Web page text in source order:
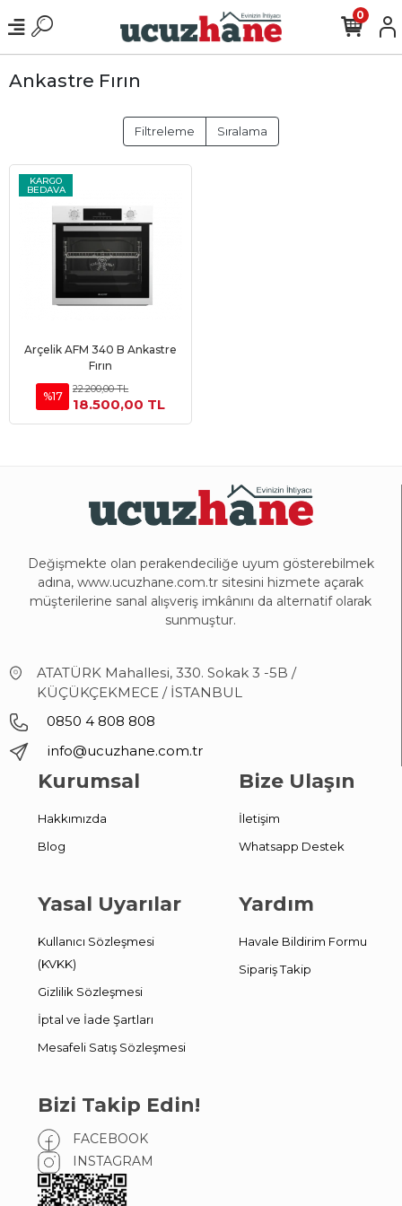
0
Ankastre Fırın
Filtreleme Sıralama
KARGO
BEDAVA
Sepete Ekle
Arçelik AFM 340 B Ankastre
Fırın
%17
22.200,00 TL
18.500,00 TL
Değişmekte olan perakendeciliğe uyum gösterebilmek
adına, www.ucuzhane.com.tr sitesini hizmete açarak
müşterilerine sanal alışveriş imkânını da alternatif olarak
sunmuştur.
ATATÜRK Mahallesi, 330. Sokak 3 -5B /
KÜÇÜKÇEKMECE / İSTANBUL
0850 4 808 808
info@ucuzhane.com.tr
Kurumsal
Hakkımızda
Blog
Yasal Uyarılar
Kullanıcı Sözleşmesi
(KVKK)
Gizlilik Sözleşmesi
İptal ve İade Şartları
Mesafeli Satış Sözleşmesi
Bize Ulaşın
İletişim
Whatsapp Destek
Yardım
Havale Bildirim Formu
Sipariş Takip
Bizi Takip Edin!
FACEBOOK
INSTAGRAM